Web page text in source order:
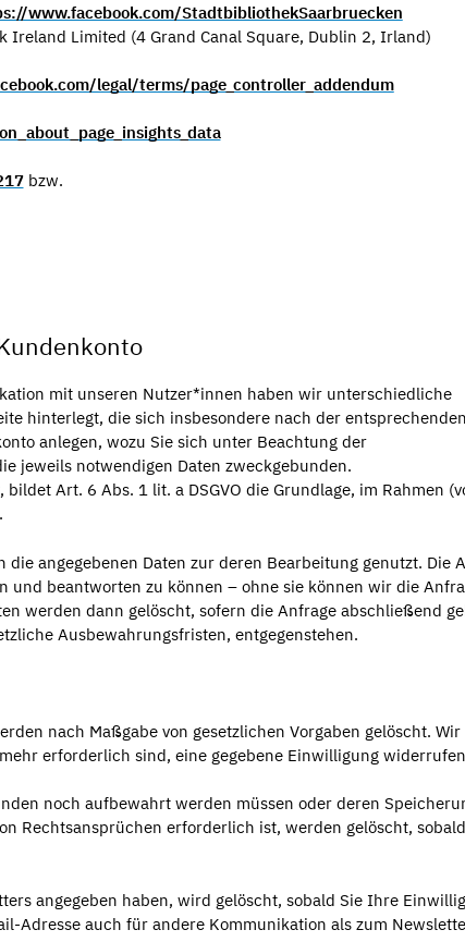
www.facebook.com/StadtbibliothekSaarbruecken
Ireland Limited (4 Grand Canal Square, Dublin 2, Irland)
legal/terms/page_controller_addendum
bzw.
mit unseren Nutzer*innen haben wir unterschiedliche
hinterlegt, die sich insbesondere nach der entsprechenden
anlegen, wozu Sie sich unter Beachtung der
jeweils notwendigen Daten zweckgebunden.
Art. 6 Abs. 1 lit. a DSGVO die Grundlage, im Rahmen
angegebenen Daten zur deren Bearbeitung genutzt. Die
beantworten zu können – ohne sie können wir die
werden dann gelöscht, sofern die Anfrage abschließend
Ausbewahrungsfristen, entgegenstehen.
nach Maßgabe von gesetzlichen Vorgaben gelöscht. Wir
erforderlich sind, eine gegebene Einwilligung
noch aufbewahrt werden müssen oder deren
Rechtsansprüchen erforderlich ist, werden gelöscht,
angegeben haben, wird gelöscht, sobald Sie Ihre
Adresse auch für andere Kommunikation als zum